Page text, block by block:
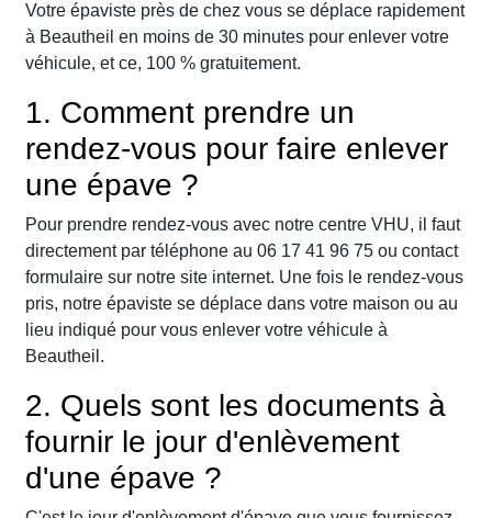
Votre épaviste près de chez vous se déplace rapidement
à Beautheil en moins de 30 minutes pour enlever votre
véhicule, et ce, 100 % gratuitement.
1. Comment prendre un
rendez-vous pour faire enlever
une épave ?
Pour prendre rendez-vous avec notre centre VHU, il faut
directement par téléphone au 06 17 41 96 75 ou contact
formulaire sur notre site internet. Une fois le rendez-vous
pris, notre épaviste se déplace dans votre maison ou au
lieu indiqué pour vous enlever votre véhicule à
Beautheil.
2. Quels sont les documents à
fournir le jour d'enlèvement
d'une épave ?